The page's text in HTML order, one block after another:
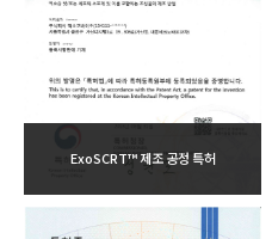
ExoSCRT™ 제조 공정 특허